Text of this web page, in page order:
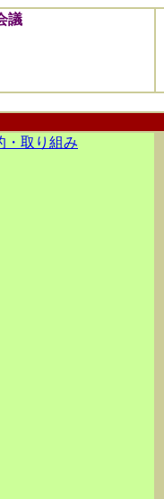
議
・取り組み